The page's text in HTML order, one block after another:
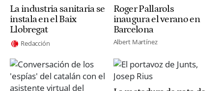
La industria sanitaria se
instala en el Baix
Llobregat
Redacción
Roger Pallarols
inaugura el verano en
Barcelona
Albert Martínez